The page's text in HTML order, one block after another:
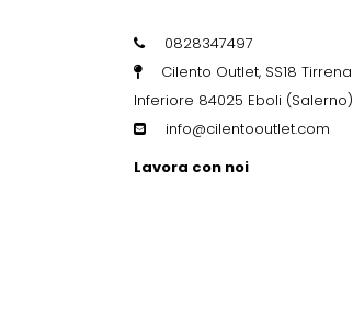
0828347497
Cilento Outlet, SS18 Tirrena
Inferiore 84025 Eboli (Salerno)
info@cilentooutlet.com
Lavora con noi